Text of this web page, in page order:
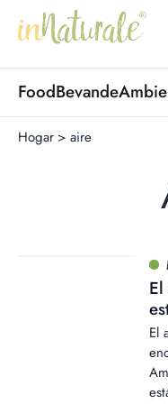
FoodBevande
Hogar > aire
El